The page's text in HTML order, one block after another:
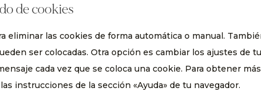
de cookies
eliminar las cookies de forma automática o manual.
ser colocadas. Otra opción es cambiar los ajustes de tu
cada vez que se coloca una cookie. Para obtener más
instrucciones de la sección «Ayuda» de tu navegador.